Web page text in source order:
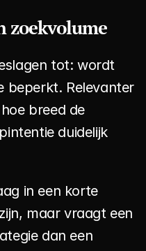
zoekvolume
tot: wordt
beperkt. Relevanter
breed de
duidelijk
in een korte
maar vraagt een
dan een